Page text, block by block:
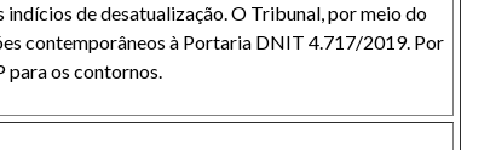
de desatualização. O Tribunal, por meio do
contemporâneos à Portaria DNIT 4.717/2019. Por
para os contornos.